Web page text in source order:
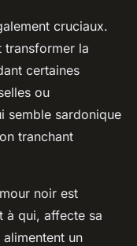
cruciaux.
transformer la
certaines
ou
semble sardonique
tranchant
noir est
à qui, affecte sa
un